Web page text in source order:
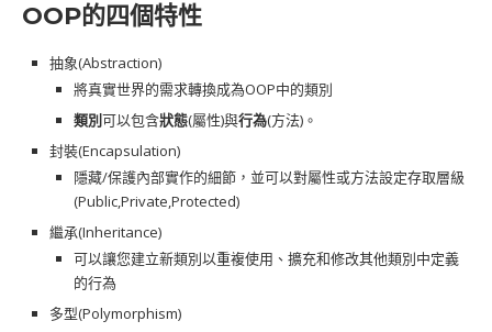
OCP討論事項
練習情境
里氏替換原則LSP
關於LSP的基本精神
常見的設計問題
關於LSP的實作
OOP的四個特性
抽象(Abstraction)
將真實世界的需求轉換成為OOP中的類別
類別可以包含狀態(屬性)與行為(方法)。
封裝(Encapsulation)
隱藏/保護內部實作的細節，並可以對屬性或方法設定存取層級
(Public,Private,Protected)
繼承(Inheritance)
可以讓您建立新類別以重複使用、擴充和修改其他類別中定義
的行為
多型(Polymorphism)